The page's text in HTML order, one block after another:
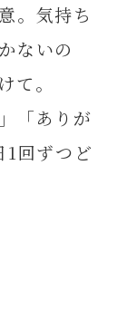
。気持ち
ないの
て。
「ありが
1回ずつど